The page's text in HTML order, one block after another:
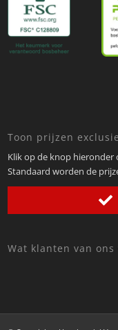
Toon prijzen
Klik op de knop hieronder
Standaard worden de
Wat klanten van ons